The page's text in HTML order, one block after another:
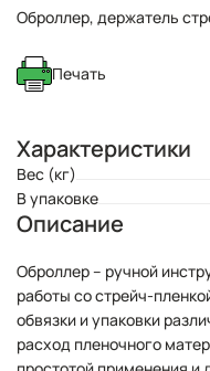
Оброллер, держатель
Печать
Характеристики
Вес (кг)
В упаковке
Описание
Оброллер – ручной
работы со стрейч-
обвязки и упаковки
расход пленочного